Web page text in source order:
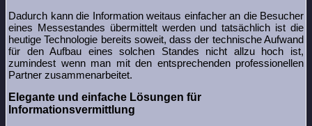
Dadurch kann die Information weitaus einfacher an die Besucher
eines Messestandes übermittelt werden und tatsächlich ist die
heutige Technologie bereits soweit, dass der technische Aufwand
für den Aufbau eines solchen Standes nicht allzu hoch ist,
zumindest wenn man mit den entsprechenden professionellen
Partner zusammenarbeitet.
Elegante und einfache Lösungen für
Informationsvermittlung